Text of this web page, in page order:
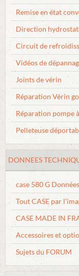
Remise en état
Direction
Circuit de
Vidéos de
Joints de vérin
Réparation Vérin
Réparation pompe
Pelleteuse
DONNEES
case 580 G
Tout CASE par
CASE MADE IN
Accessoires et
Sujets du FORUM